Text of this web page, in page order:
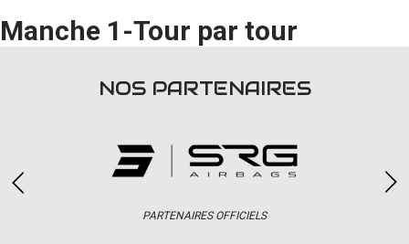
PHOTOS / WEB TV
Manche 1-Tour par tour
NOS PARTENAIRES
PARTENAIRES OFFICIELS